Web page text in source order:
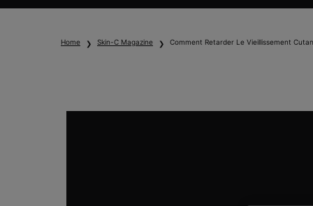
Home Skin-C Magazine Comment Retarder Le Vieillissement